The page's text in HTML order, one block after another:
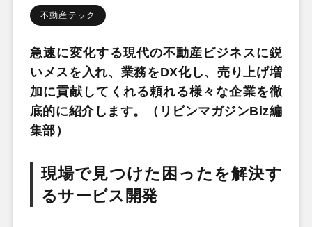
不動産テック
急速に変化する現代の不動産ビジネスに鋭
いメスを入れ、業務をDX化し、売り上げ増
加に貢献してくれる頼れる様々な企業を徹
底的に紹介します。（リビンマガジンBiz編
集部）
現場で見つけた困ったを解決す
るサービス開発